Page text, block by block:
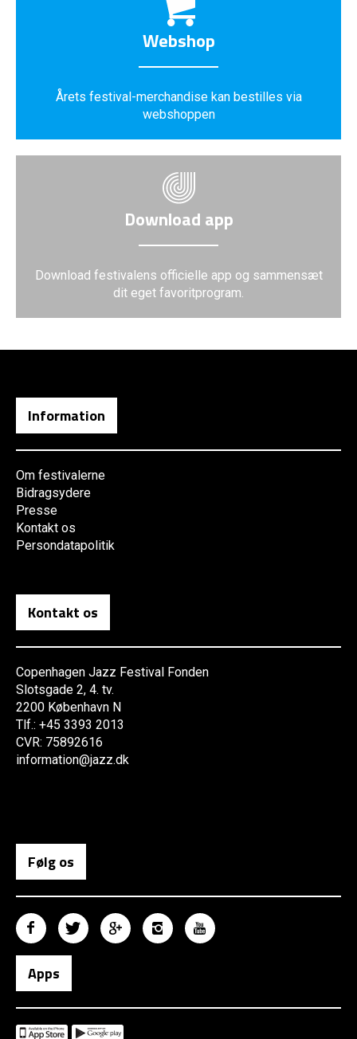
Webshop
Årets festival-merchandise kan bestilles via
webshoppen
Download app
Download festivalens officielle app og sammensæt
dit eget favoritprogram.
Information
Om festivalerne
Bidragsydere
Presse
Kontakt os
Persondatapolitik
Kontakt os
Copenhagen Jazz Festival Fonden
Slotsgade 2, 4. tv.
2200 København N
Tlf.: +45 3393 2013
CVR: 75892616
information@jazz.dk
Følg os
Apps